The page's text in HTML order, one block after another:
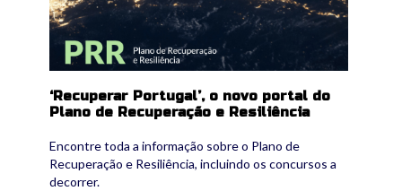
‘Recuperar Portugal’, o novo portal do
Plano de Recuperação e Resiliência
Encontre toda a informação sobre o Plano de
Recuperação e Resiliência, incluindo os concursos a
decorrer.